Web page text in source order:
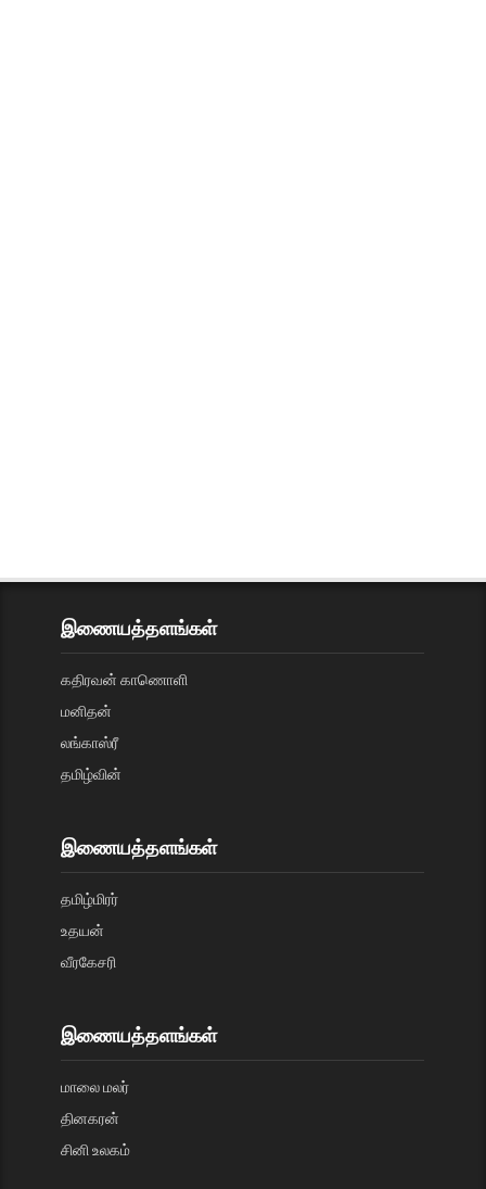
இணையத்தளங்கள்
கதிரவன் காணொளி
மனிதன்
லங்காஸ்ரீ
தமிழ்வின்
இணையத்தளங்கள்
தமிழ்மிரர்
உதயன்
வீரகேசரி
இணையத்தளங்கள்
மாலை மலர்
தினகரன்
சினி உலகம்